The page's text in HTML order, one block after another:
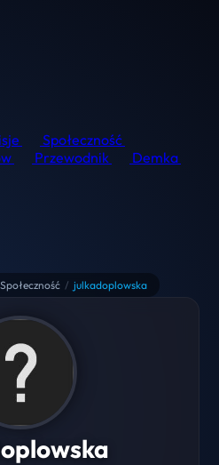
Społeczność
Przewodnik
Demka
Społeczność / julkadoplowska